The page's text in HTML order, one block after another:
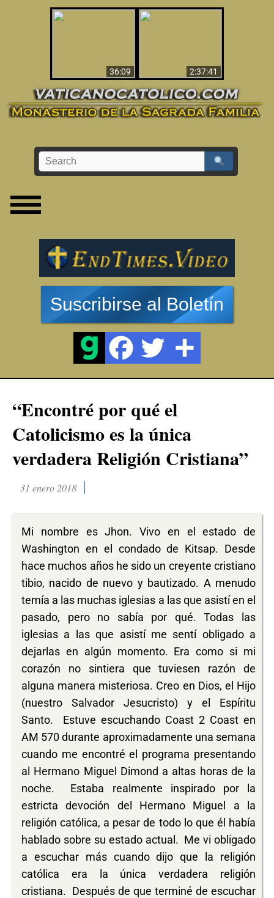
36:09
2:37:41
Suscribirse al Boletín
“Encontré por qué el
Catolicismo es la única
verdadera Religión Cristiana”
31 enero 2018
Mi nombre es Jhon. Vivo en el estado de
Washington en el condado de Kitsap. Desde
hace muchos años he sido un creyente cristiano
tibio, nacido de nuevo y bautizado. A menudo
temía a las muchas iglesias a las que asistí en el
pasado, pero no sabía por qué. Todas las
iglesias a las que asistí me sentí obligado a
dejarlas en algún momento. Era como si mi
corazón no sintiera que tuviesen razón de
alguna manera misteriosa. Creo en Dios, el Hijo
(nuestro Salvador Jesucristo) y el Espíritu
Santo. Estuve escuchando Coast 2 Coast en
AM 570 durante aproximadamente una semana
cuando me encontré el programa presentando
al Hermano Miguel Dimond a altas horas de la
noche. Estaba realmente inspirado por la
estricta devoción del Hermano Miguel a la
religión católica, a pesar de todo lo que él había
hablado sobre su estado actual. Me vi obligado
a escuchar más cuando dijo que la religión
católica era la única verdadera religión
cristiana. Después de que terminé de escuchar